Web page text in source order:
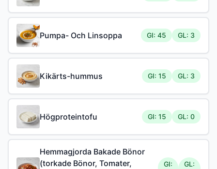
Pumpa- Och Linsoppa GI: 45 GL: 3
Kikärts-hummus GI: 15 GL: 3
Högproteintofu GI: 15 GL: 0
Hemmagjorda Bakade Bönor
(torkade Bönor, Tomater,
GI:
GL: